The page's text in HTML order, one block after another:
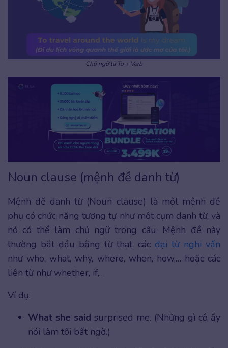
Chủ ngữ là To + Verb
Noun clause (mệnh đề danh từ)
Mệnh đề danh từ (Noun clause) là một mệnh đề
phụ có chức năng tương tự như một cụm danh từ, và
nó có thể làm chủ ngữ trong câu. Mệnh đề này
thường bắt đầu bằng từ that, các đại từ nghi vấn
như who, what, why, where, when, how,… hoặc các
liên từ như whether, if,…
Ví dụ:
What she said surprised me. (Những gì cô ấy
nói làm tôi bất ngờ.)